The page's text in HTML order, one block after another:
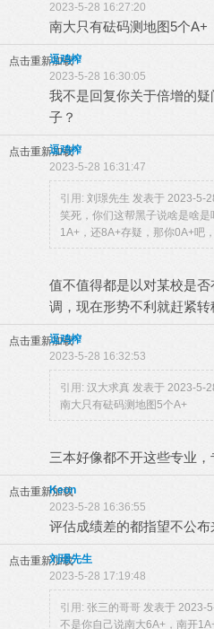
2023-5-28 16:27:20
南大只有砝码测地图5个A+
点击重新加载
逗鸡榨
2023-5-28 16:30:05
我不是回复你关于倍增的
子？
点击重新加载
逗鸡榨
2023-5-28 16:31:47
引用: 刘璟先生 发表于 2023-5-
笑死，你们这帮黑子说啥是啥
1A+，还8A+存疑，那你0A+吧
值不值得都是以对某校是
调，现在形势不利就赶紧
点击重新加载
逗鸡榨
2023-5-28 16:32:53
引用: 汉大求真 发表于 2023-5-
南大只有砝码测地图5个A+
三本好像都不开这些专业，
点击重新加载
Keon
2023-5-28 16:36:55
评估成绩差的都指望不公
点击重新加载
刘璟先生
2023-5-28 17:19:48
引用: 张三的哥哥 发表于 2023-
不是你自己说南大6A+，南开